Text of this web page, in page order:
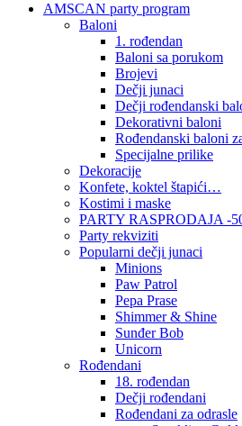
AMSCAN party program
Baloni
1. rođendan
Baloni sa porukom
Brojevi
Dečji junaci
Dečji rođendanski
Dekorativni baloni
Rođendanski baloni
Specijalne prilike
Dekoracije
Konfete, koktel štapići…
Kostimi i maske
PARTY RASPRODAJA -
Party rekviziti
Popularni dečji junaci
Minions
Paw Patrol
Pepa Prase
Shimmer & Shine
Sunđer Bob
Unicorn
Rođendani
18. rođendan
Dečji rođendani
Rođendani za odrasle